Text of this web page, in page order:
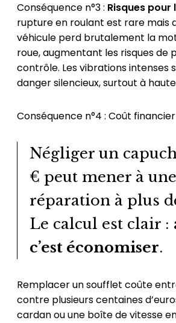
Conséquence n°3 : Risques pour
rupture en roulant est rare mais
véhicule perd brutalement la
roue, augmentant les risques de
contrôle. Les vibrations intenses
danger silencieux, surtout à
Conséquence n°4 : Coût financier
Négliger un
€ peut mener à une
réparation à plus
Le calcul est clair :
c’est économiser.
Remplacer un soufflet coûte
contre plusieurs centaines
cardan ou une boîte de vitesse